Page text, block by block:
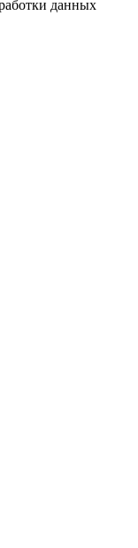
данных